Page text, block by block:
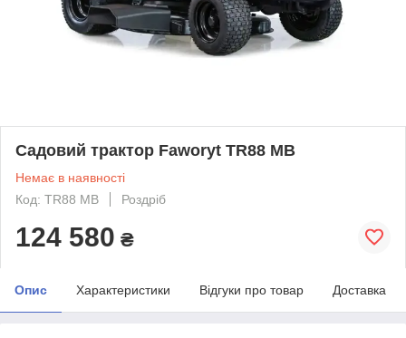
Садовий трактор Faworyt TR88 MB
Немає в наявності
Код: TR88 MB
Роздріб
124 580 ₴
Опис Характеристики Відгуки про товар Доставка